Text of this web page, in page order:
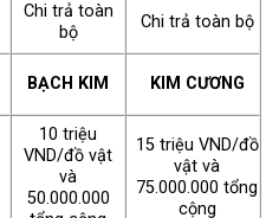
Chi trả toàn
bộ
Chi trả toàn bộ
BẠCH KIM KIM CƯƠNG
10 triệu
VND/đồ vật
và
50.000.000
15 triệu VND/đồ
vật và
75.000.000tổng
cộng